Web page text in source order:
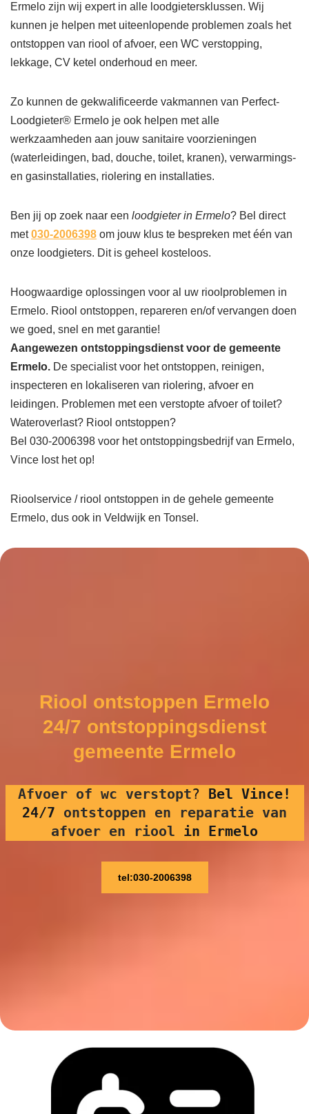
Ermelo zijn wij expert in alle loodgietersklussen. Wij
kunnen je helpen met uiteenlopende problemen zoals het
ontstoppen van riool of afvoer, een WC verstopping,
lekkage, CV ketel onderhoud en meer.
Zo kunnen de gekwalificeerde vakmannen van Perfect-
Loodgieter® Ermelo je ook helpen met alle
werkzaamheden aan jouw sanitaire voorzieningen
(waterleidingen, bad, douche, toilet, kranen), verwarmings-
en gasinstallaties, riolering en installaties.
Ben jij op zoek naar een loodgieter in Ermelo? Bel direct
met030-2006398 om jouw klus te bespreken met één van
onze loodgieters. Dit is geheel kosteloos.
Hoogwaardige oplossingen voor al uw rioolproblemen in
Ermelo. Riool ontstoppen, repareren en/of vervangen doen
we goed, snel en met garantie!
Aangewezen ontstoppingsdienst voor de gemeente
Ermelo. De specialist voor het ontstoppen, reinigen,
inspecteren en lokaliseren van riolering, afvoer en
leidingen. Problemen met een verstopte afvoer of toilet?
Wateroverlast? Riool ontstoppen?
Bel 030-2006398 voor het ontstoppingsbedrijf van Ermelo,
Vince lost het op!
Rioolservice / riool ontstoppen in de gehele gemeente
Ermelo, dus ook in Veldwijk en Tonsel.
Riool ontstoppen Ermelo
24/7 ontstoppingsdienst
gemeente Ermelo
Afvoer of wc verstopt? Bel Vince!
24/7 ontstoppen en reparatie van
afvoer en riool in Ermelo
tel:030-2006398